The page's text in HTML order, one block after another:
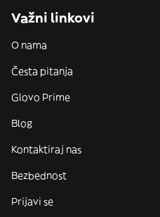
Važni linkovi
O nama
Česta pitanja
Glovo Prime
Blog
Kontaktiraj nas
Bezbednost
Prijavi se